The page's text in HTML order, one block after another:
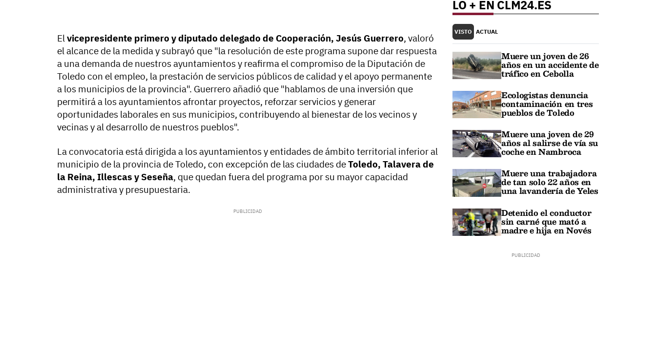
El vicepresidente primero y diputado delegado de Cooperación, Jesús Guerrero, valoró
el alcance de la medida y subrayó que "la resolución de este programa supone dar respuesta
a una demanda de nuestros ayuntamientos y reafirma el compromiso de la Diputación de
Toledo con el empleo, la prestación de servicios públicos de calidad y el apoyo permanente
a los municipios de la provincia". Guerrero añadió que "hablamos de una inversión que
permitirá a los ayuntamientos afrontar proyectos, reforzar servicios y generar
oportunidades laborales en sus municipios, contribuyendo al bienestar de los vecinos y
vecinas y al desarrollo de nuestros pueblos".
La convocatoria está dirigida a los ayuntamientos y entidades de ámbito territorial inferior al
municipio de la provincia de Toledo, con excepción de las ciudades deToledo, Talavera de
la Reina, Illescas y Seseña, que quedan fuera del programa por su mayor capacidad
administrativa y presupuestaria.
LO + EN CLM24.ES
VISTO ACTUAL
Muere un joven de 26
años en un accidente de
tráfico en Cebolla
Ecologistas denuncia
contaminación en tres
pueblos de Toledo
Muere una joven de 29
años al salirse de vía su
coche en Nambroca
Muere una trabajadora
de tan solo 22 años en
una lavandería de Yeles
Detenido el conductor
sin carné que mató a
madre e hija en Novés